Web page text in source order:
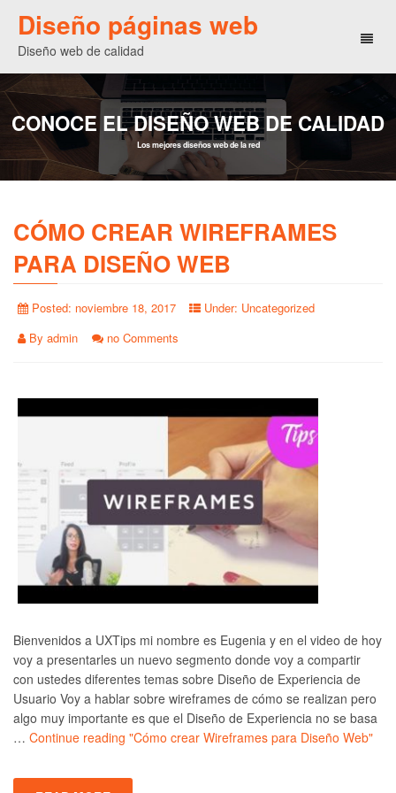
Diseño páginas web
Diseño web de calidad
CONOCE EL DISEÑO WEB DE CALIDAD
Los mejores diseños web de la red
CÓMO CREAR WIREFRAMES
PARA DISEÑO WEB
Posted: noviembre 18, 2017 Under: Uncategorized
By admin no Comments
Bienvenidos a UXTips mi nombre es Eugenia y en el video de hoy
voy a presentarles un nuevo segmento donde voy a compartir
con ustedes diferentes temas sobre Diseño de Experiencia de
Usuario Voy a hablar sobre wireframes de cómo se realizan pero
algo muy importante es que el Diseño de Experiencia no se basa
… Continue reading "Cómo crear Wireframes para Diseño Web"